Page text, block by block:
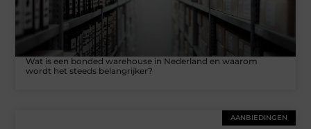
Wat is een bonded warehouse in Nederland en waarom
wordt het steeds belangrijker?
AANBIEDINGEN